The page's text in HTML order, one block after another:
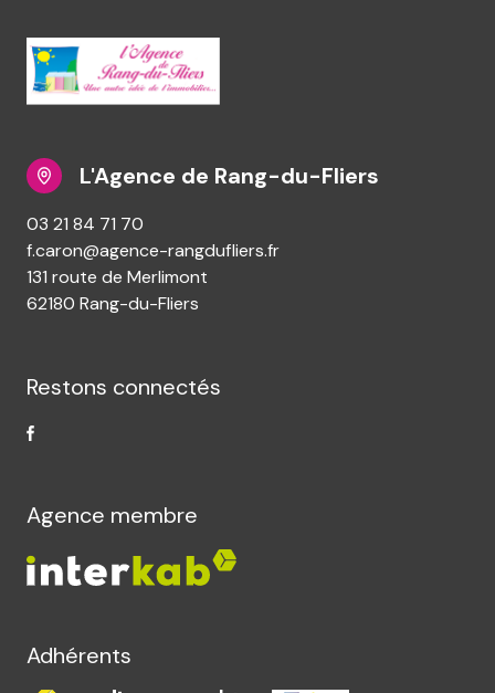
L'Agence de Rang-du-Fliers
03 21 84 71 70
f.caron@agence-rangdufliers.fr
131 route de Merlimont
62180 Rang-du-Fliers
Restons connectés
Agence membre
Adhérents